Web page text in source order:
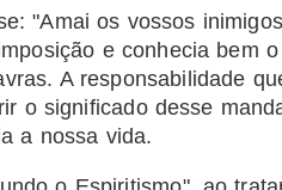
"Amai os vossos
e conhecia bem
A responsabilidade
o significado desse
a nossa vida.